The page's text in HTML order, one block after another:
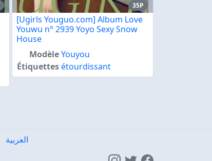
35P
[Ugirls Youguo.com] Album Love
Youwu n° 2939 Yoyo Sexy Snow
House
ModèleYouyou
Étiquettesétourdissant
العربية